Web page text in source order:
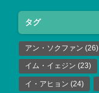
タグ
アン・ソクファン (26)
イム・イェジン (23)
イ・アヒョン (24)